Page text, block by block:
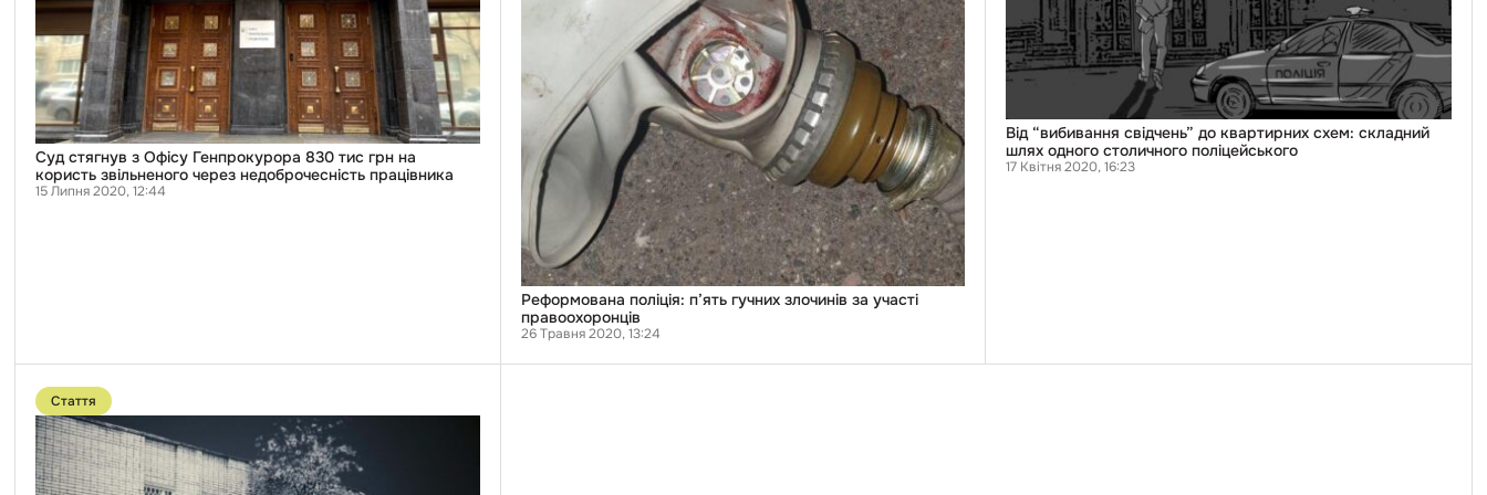
користь
звільненого
через
недоброчесність
працівника
Суд стягнув з Офісу Генпрокурора 830 тис грн на
користь звільненого через недоброчесність працівника
15 Липня 2020, 12:44
Реформована поліція: п’ять гучних злочинів за участі
правоохоронців
26 Травня 2020, 13:24
одного
столичного
поліцейського
Від “вибивання свідчень” до квартирних схем: складний
шлях одного столичного поліцейського
17 Квітня 2020, 16:23
Перейти
публікації
Моя
стара
міліція
Стаття